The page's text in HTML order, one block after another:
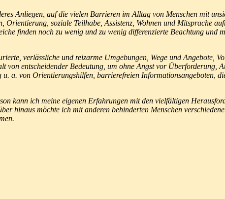
Anliegen, auf die vielen Barrieren im Alltag von Menschen mit
soziale Teilhabe, Assistenz, Wohnen und Mitsprache
finden noch zu wenig und zu wenig differenzierte Beachtung
verlässliche und reizarme Umgebungen, Wege und
von entscheidender Bedeutung, um ohne Angst vor Überforderung,
a. von Orientierungshilfen, barrierefreien Informationsangeboten,
kann ich meine eigenen Erfahrungen mit den vielfältigen
hinaus möchte ich mit anderen behinderten Menschen